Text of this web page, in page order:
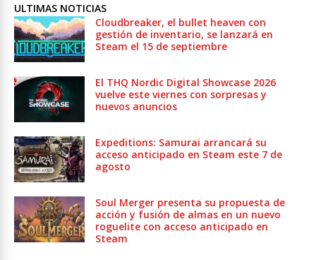
ULTIMAS NOTICIAS
Cloudbreaker, el bullet heaven con
gestión de inventario, se lanzará en
Steam el 15 de septiembre
El THQ Nordic Digital Showcase 2026
vuelve este viernes con sorpresas y
nuevos anuncios
Expeditions: Samurai arrancará su
acceso anticipado en Steam este 7 de
agosto
Soul Merger presenta su propuesta de
acción y fusión de almas en un nuevo
roguelite con acceso anticipado en
Steam